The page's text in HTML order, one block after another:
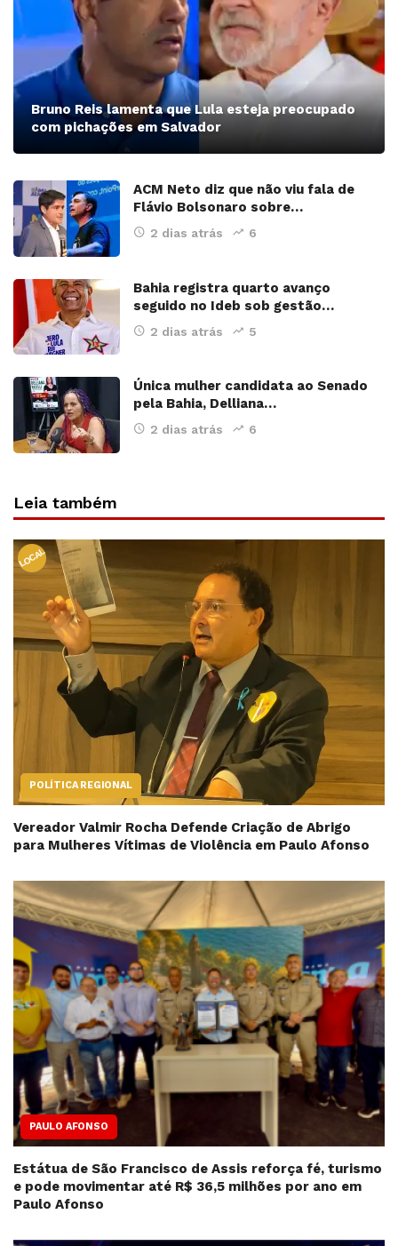
Bruno Reis lamenta que Lula esteja preocupado
com pichações em Salvador
ACM Neto diz que não viu fala de
Flávio Bolsonaro sobre…
2 dias atrás 6
Bahia registra quarto avanço
seguido no Ideb sob gestão…
2 dias atrás 5
Única mulher candidata ao Senado
pela Bahia, Delliana…
2 dias atrás 6
Leia também
LOCAL
POLÍTICA REGIONAL
Vereador Valmir Rocha Defende Criação de Abrigo
para Mulheres Vítimas de Violência em Paulo Afonso
PAULO AFONSO
Estátua de São Francisco de Assis reforça fé, turismo
e pode movimentar até R$ 36,5 milhões por ano em
Paulo Afonso